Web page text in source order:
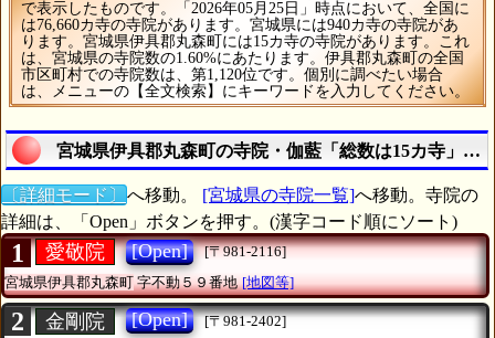
で表示したものです。「2026年05月25日」時点において、全国に
は76,660カ寺の寺院があります。宮城県には940カ寺の寺院があ
ります。宮城県伊具郡丸森町には15カ寺の寺院があります。これ
は、宮城県の寺院数の1.60%にあたります。伊具郡丸森町の全国
市区町村での寺院数は、第1,120位です。個別に調べたい場合
は、メニューの【全文検索】にキーワードを入力してください。
宮城県伊具郡丸森町の寺院・伽藍「総数は15カ寺」の
〔詳細モード〕 へ移動。 [宮城県の寺院一覧]へ移動。寺院の
詳細は、「Open」ボタンを押す。(漢字コード順にソート)
1 愛敬院 [Open]
[〒981-2116]
宮城県伊具郡丸森町字不動５９番地 [地図等]
2 金剛院 [Open]
[〒981-2402]